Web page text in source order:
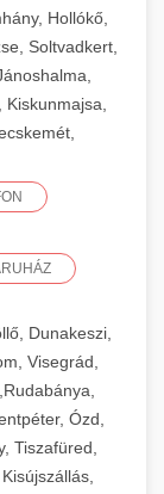
Hollókő,
Soltvadkert,
Dunakeszi,
Visegrád,
Ózd,
Tiszafüred,